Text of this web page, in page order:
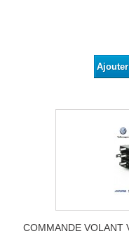
COMMANDE VOLANT